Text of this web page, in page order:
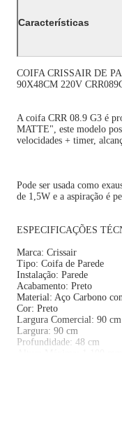
Características
COIFA CRISSAIR DE
90X48CM 220V
A coifa CRR 08.9 G3 é
MATTE", este modelo
velocidades + timer,
Pode ser usada como
de 1,5W e a aspiração é
ESPECIFICAÇÕES
Marca: Crissair
Tipo: Coifa de Parede
Instalação: Parede
Acabamento: Preto
Material: Aço Carbono
Cor: Preto
Largura Comercial: 90 cm
Largura: 90 cm
Profundidade: 48 cm